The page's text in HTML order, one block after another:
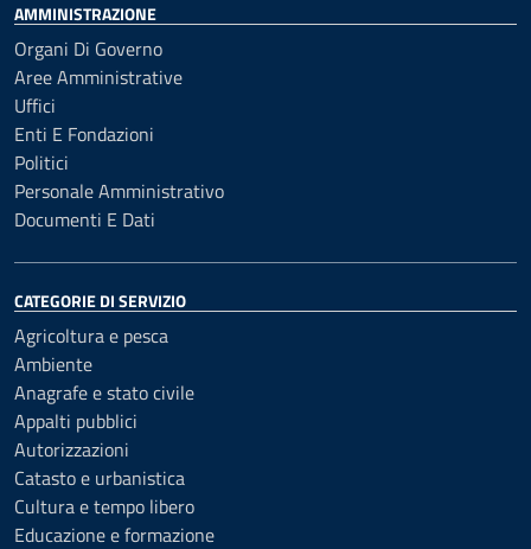
AMMINISTRAZIONE
Organi Di Governo
Aree Amministrative
Uffici
Enti E Fondazioni
Politici
Personale Amministrativo
Documenti E Dati
CATEGORIE DI SERVIZIO
Agricoltura e pesca
Ambiente
Anagrafe e stato civile
Appalti pubblici
Autorizzazioni
Catasto e urbanistica
Cultura e tempo libero
Educazione e formazione